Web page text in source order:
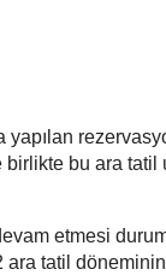
yapılan
bu ara tatil
etmesi
ara tatil